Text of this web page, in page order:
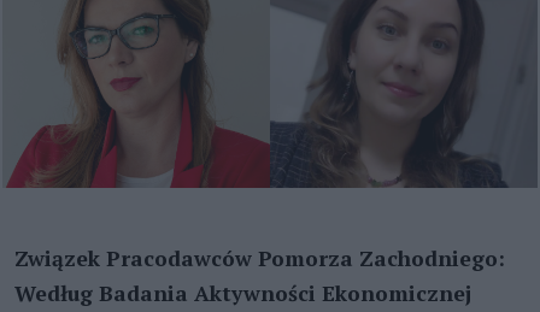
Związek Pracodawców Pomorza Zachodniego:
Według Badania Aktywności Ekonomicznej